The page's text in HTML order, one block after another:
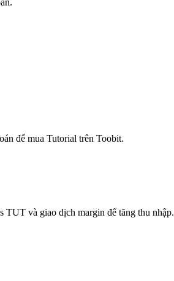
để mua Tutorial trên Toobit.
TUT và giao dịch margin để tăng thu nhập.